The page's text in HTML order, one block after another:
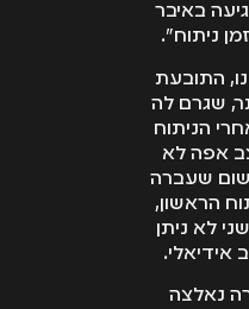
באיבר
ניתוח".
התובעת
שגרם לה
הניתוח
אפה לא
שעברה
הראשון,
לא ניתן
אידיאלי.
נאלצה